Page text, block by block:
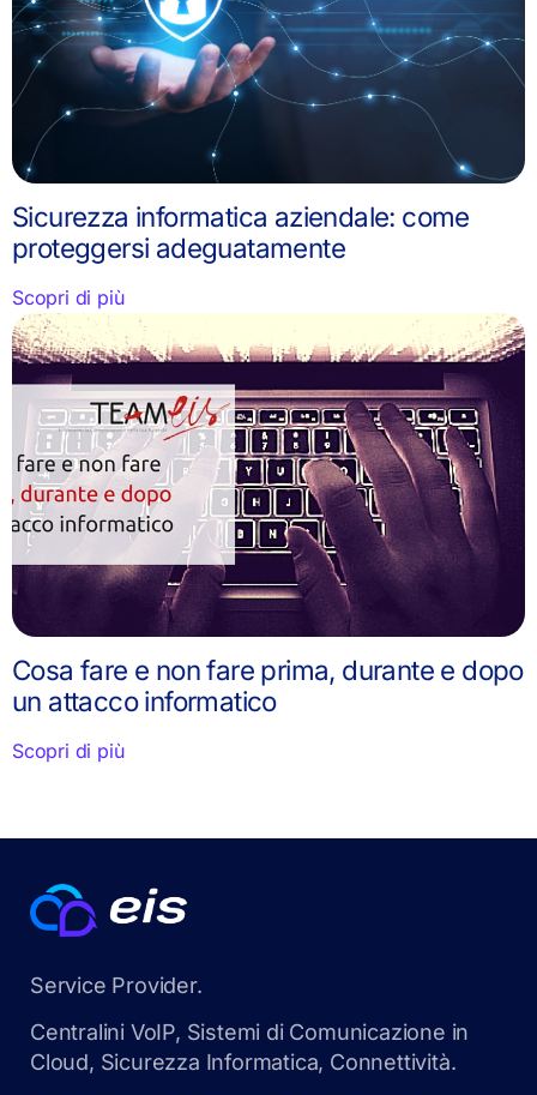
Sicurezza informatica aziendale: come
proteggersi adeguatamente
Scopri di più
Cosa fare e non fare prima, durante e dopo
un attacco informatico
Scopri di più
Service Provider.
Centralini VoIP, Sistemi di Comunicazione in
Cloud, Sicurezza Informatica, Connettività.